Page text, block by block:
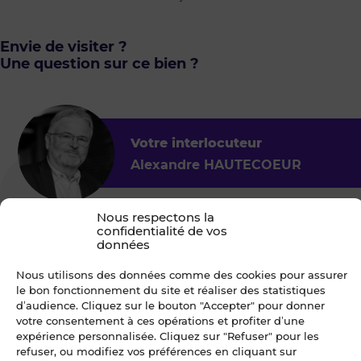
Nous respectons la
confidentialité de vos
données
Nous utilisons des données comme des cookies pour assurer
le bon fonctionnement du site et réaliser des statistiques
d’audience. Cliquez sur le bouton "Accepter" pour donner
votre consentement à ces opérations et profiter d’une
expérience personnalisée. Cliquez sur "Refuser" pour les
refuser, ou modifiez vos préférences en cliquant sur
Envie de visiter ?
Une question sur ce bien ?
Votre interlocuteur
Alexandre HAUTECOEUR
Blot St Brieuc - Entreprise
29
22360 LANGUEUX
Je choisis un ou des créneaux